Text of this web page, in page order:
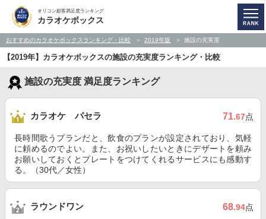
オリコン顧客満足度ランキング
カラオケボックス
おすすめのカラオケボックスランキング・比較 2019年版 施設の充実度
【2019年】カラオケボックスの施設の充実度ランキング・比較
施設の充実度 満足度ランキング
カラオケ パセラ 71.67点
長時間歌うプランだと、飲食のプランが設定されており、気軽
に頼めるのでよい。また、お祝いしたいときにデザートを頼み
お願いしておくとプレートをつけてくれるサービスにも感動す
る。（30代／女性）
ラウンドワン 68.94点